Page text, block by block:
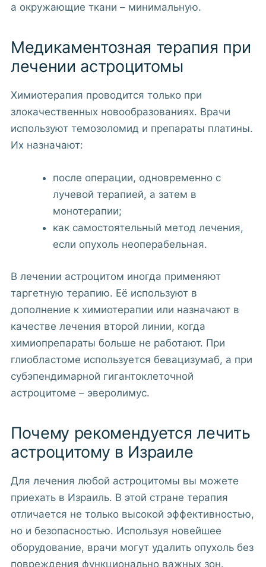
а окружающие ткани – минимальную.
Медикаментозная терапия при
лечении астроцитомы
Химиотерапия проводится только при
злокачественных новообразованиях. Врачи
используют темозоломид и препараты платины.
Их назначают:
после операции, одновременно с
лучевой терапией, а затем в
монотерапии;
как самостоятельный метод лечения,
если опухоль неоперабельная.
В лечении астроцитом иногда применяют
таргетную терапию. Её используют в
дополнение к химиотерапии или назначают в
качестве лечения второй линии, когда
химиопрепараты больше не работают. При
глиобластоме используется бевацизумаб, а при
субэпендимарной гигантоклеточной
астроцитоме – эверолимус.
Почему рекомендуется лечить
астроцитому в Израиле
Для лечения любой астроцитомы вы можете
приехать в Израиль. В этой стране терапия
отличается не только высокой эффективностью,
но и безопасностью. Используя новейшее
оборудование, врачи могут удалить опухоль без
повреждения функционально важных зон.